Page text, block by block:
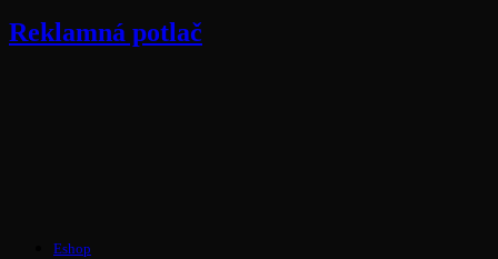
Reklamná potlač
Eshop